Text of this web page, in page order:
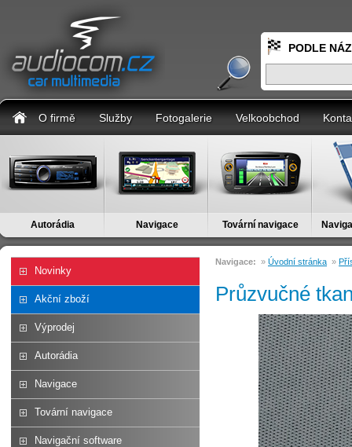
PODLE
O firmě Služby Fotogalerie Velkoobchod
Autorádia Navigace Tovární navigace
Novinky
Akční zboží
Výprodej
Autorádia
Navigace
Tovární navigace
Navigační software
Navigace: » Úvodní stránka »
Průzvučné